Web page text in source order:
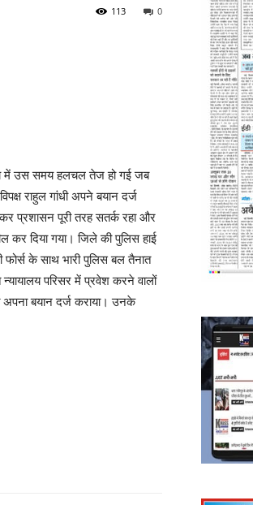
0
113
में उस समय हलचल तेज हो गई जब
राहुल गांधी अपने बयान दर्ज
पूरी तरह सतर्क रहा और
कर दिया गया। जिले की पुलिस हाई
के साथ भारी पुलिस बल तैनात
परिसर में प्रवेश करने वालों
बयान दर्ज कराया। उनके